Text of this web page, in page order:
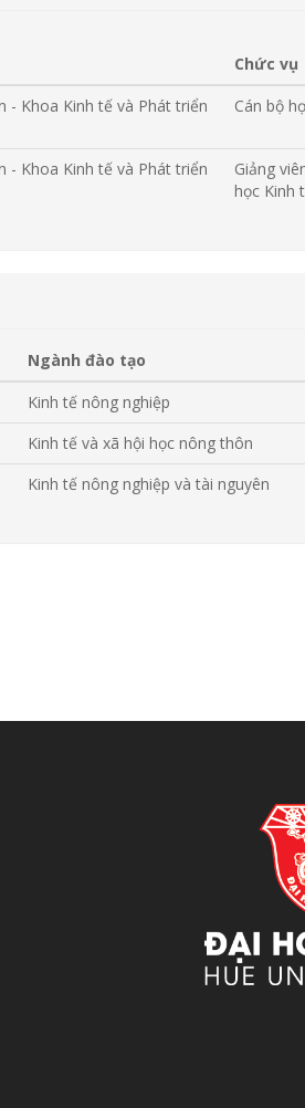
Chức vụ
- Khoa Kinh tế và Phát triển
Cán bộ
- Khoa Kinh tế và Phát triển
Giảng
học Kinh
Ngành đào tạo
Kinh tế nông nghiệp
Kinh tế và xã hội học nông thôn
Kinh tế nông nghiệp và tài nguyên